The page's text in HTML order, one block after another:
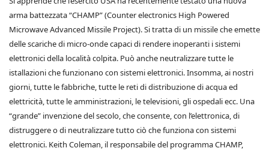
arma battezzata “CHAMP” (Counter electronics High Powered
Microwave Advanced Missile Project). Si tratta di un missile che emette
delle scariche di micro-onde capaci di rendere inoperanti i sistemi
elettronici della località colpita. Può anche neutralizzare tutte le
istallazioni che funzionano con sistemi elettronici. Insomma, ai nostri
giorni, tutte le fabbriche, tutte le reti di distribuzione di acqua ed
elettricità, tutte le amministrazioni, le televisioni, gli ospedali ecc. Una
“grande” invenzione del secolo, che consente, con l’elettronica, di
distruggere o di neutralizzare tutto ciò che funziona con sistemi
elettronici. Keith Coleman, il responsabile del programma CHAMP,